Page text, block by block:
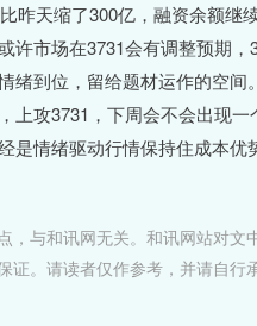
昨天缩了300亿，融资余额
许市场在3731会有调整预期
绪到位，留给题材运作的空
上攻3731，下周会不会出现
是情绪驱动行情保持住成本
，与和讯网无关。和讯网站对
证。请读者仅作参考，并请自